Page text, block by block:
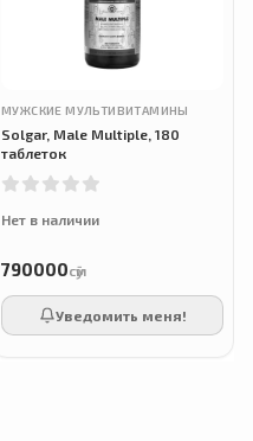
МУЖСКИЕ МУЛЬТИВИТАМИНЫ
Solgar, Male Multiple, 180
таблеток
Нет в наличии
790000сӯм
Уведомить меня!